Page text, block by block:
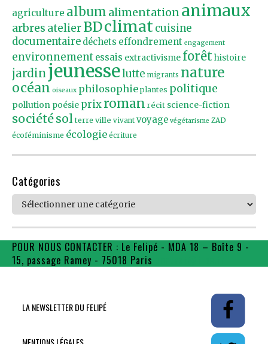
agriculture album alimentationanimaux
arbres atelierBDclimatcuisine
documentaire déchets effondrement engagement
environnement essais extractivisme forêthistoire
jardin jeunesselutte migrants nature
océan oiseaux philosophie plantes politique
pollution poésie prixroman récit science-fiction
sociétésol terre ville vivant voyage végétarisme ZAD
écoféminisme écologie écriture
Catégories
Catégories
POUR NOUS CONTACTER : Le Felipé - MDA 18 – Boîte 9 -
15, passage Ramey - 75018 Paris
LA NEWSLETTER DU FELIPÉ